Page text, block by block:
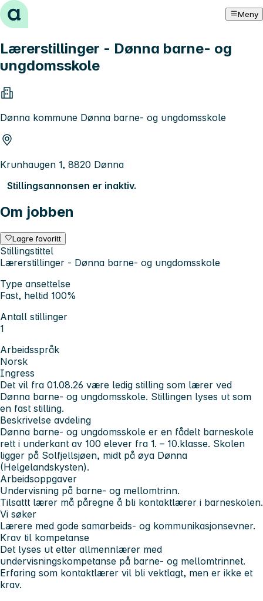
Hopp til innhold Meny
Lærerstillinger - Dønna barne- og
ungdomsskole
Dønna kommune Dønna barne- og ungdomsskole
Krunhaugen 1, 8820 Dønna
Stillingsannonsen er inaktiv.
Om jobben
Lagre favoritt
Stillingstittel
Lærerstillinger - Dønna barne- og ungdomsskole
Type ansettelse
Fast, heltid 100%
Antall stillinger
1
Arbeidsspråk
Norsk
Ingress
Det vil fra 01.08.26 være ledig stilling som lærer ved
Dønna barne- og ungdomsskole. Stillingen lyses ut som
en fast stilling.
Beskrivelse avdeling
Dønna barne- og ungdomsskole er en fådelt barneskole
rett i underkant av 100 elever fra 1. – 10.klasse. Skolen
ligger på Solfjellsjøen, midt på øya Dønna
(Helgelandskysten).
Arbeidsoppgaver
Undervisning på barne- og mellomtrinn.
Tilsattt lærer må påregne å bli kontaktlærer i barneskolen.
Vi søker
Lærere med gode samarbeids- og kommunikasjonsevner.
Krav til kompetanse
Det lyses ut etter allmennlærer med
undervisningskompetanse på barne- og mellomtrinnet.
Erfaring som kontaktlærer vil bli vektlagt, men er ikke et
krav.